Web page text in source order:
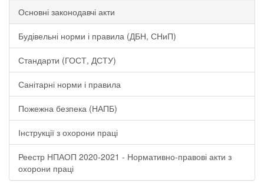
Основні законодавчі акти
Будівельні норми і правила (ДБН, СНиП)
Стандарти (ГОСТ, ДСТУ)
Санітарні норми і правила
Пожежна безпека (НАПБ)
Інструкції з охорони праці
Реестр НПАОП 2020-2021 - Нормативно-правові акти з
охорони праці